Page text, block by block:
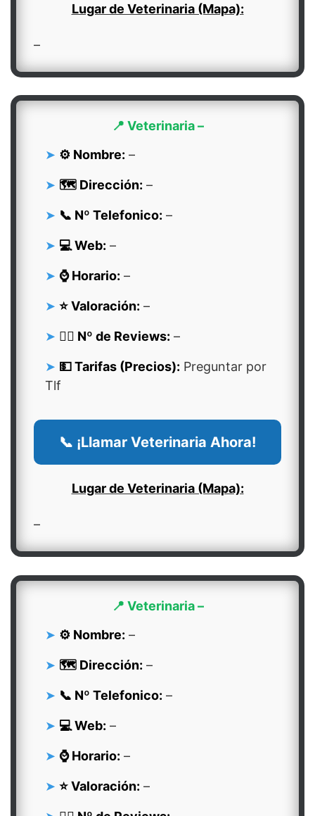
Lugar de Veterinaria (Mapa):
–
📍 Veterinaria –
⚙️ Nombre: –
🗺️ Dirección: –
📞 Nº Telefonico: –
💻 Web: –
⌚ Horario: –
⭐ Valoración: –
👍🏻 Nº de Reviews: –
💵 Tarifas (Precios): Preguntar por
Tlf
📞 ¡Llamar Veterinaria Ahora!
Lugar de Veterinaria (Mapa):
–
📍 Veterinaria –
⚙️ Nombre: –
🗺️ Dirección: –
📞 Nº Telefonico: –
💻 Web: –
⌚ Horario: –
⭐ Valoración: –